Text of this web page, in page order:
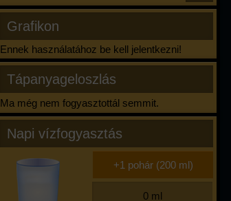
Grafikon
Ennek használatához be kell jelentkezni!
Tápanyageloszlás
Ma még nem fogyasztottál semmit.
Napi vízfogyasztás